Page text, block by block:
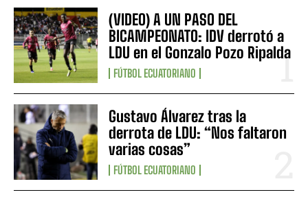
(VIDEO) A UN PASO DEL
BICAMPEONATO: IDV derrotó a
LDU en el Gonzalo Pozo Ripalda
FÚTBOL ECUATORIANO
Gustavo Álvarez tras la
derrota de LDU: “Nos faltaron
varias cosas”
FÚTBOL ECUATORIANO